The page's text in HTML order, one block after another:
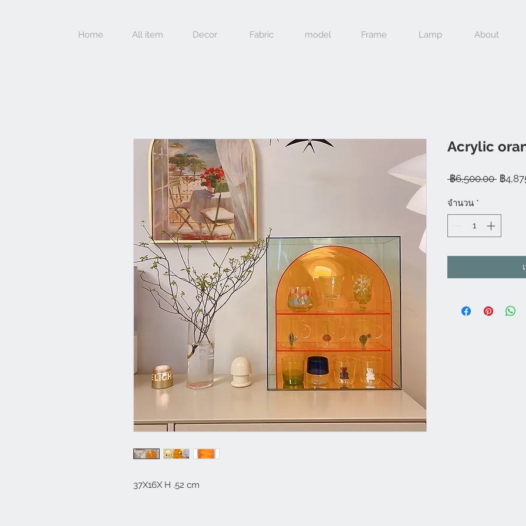
Home All item Decor Fabric model Frame Lamp About
37X16X H .52 cm
Acrylic
฿6,500.00 ราคา
฿
จำนวน *